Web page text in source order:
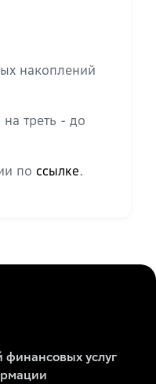
накоплений
треть - до
по ссылке.
услуг